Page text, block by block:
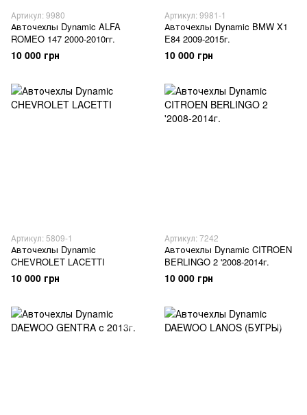
Артикул: 9980
Авточехлы Dynamic ALFA
ROMEO 147 2000-2010гг.
10 000 грн
Артикул: 9981-1
Авточехлы Dynamic BMW X1
E84 2009-2015г.
10 000 грн
Артикул: 5809-1
Авточехлы Dynamic
CHEVROLET LACETTI
10 000 грн
Артикул: 7242
Авточехлы Dynamic CITROEN
BERLINGO 2 '2008-2014г.
10 000 грн